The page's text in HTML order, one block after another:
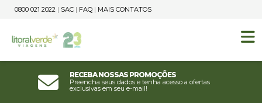
0800 021 2022 | SAC | FAQ | MAIS CONTATOS
Receba nossas promoções
Preencha seus dados e tenha acesso a ofertas
exclusivas em seu e-mail!